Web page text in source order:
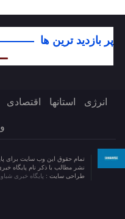
پر بازدید ترین ها
انرژی استانها اقتصادی
تمام حقوق این وب سایت برای
نشر مطالب با ذکر نام پایگاه
طراحی سایت : پایگاه خبری